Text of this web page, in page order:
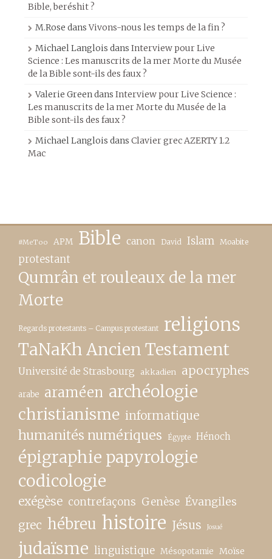
Bible, beréshit ?
M.Rose dansVivons-nous les temps de la fin ?
Michael Langlois dans Interview pour Live
Science : Les manuscrits de la mer Morte du Musée
de la Bible sont-ils des faux ?
Valerie Greendans Interview pour Live Science :
Les manuscrits de la mer Morte du Musée de la
Bible sont-ils des faux ?
Michael Langlois dans Clavier grec AZERTY 1.2
Mac
#MeToo APM Bible canon David Islam Moabite
protestant
Qumrân et rouleaux de la mer
Morte
Regards protestants – Campus protestant religions
TaNaKh Ancien Testament
Université de Strasbourg akkadien apocryphes
arabe araméen archéologie
christianisme informatique
humanités numériques Égypte Hénoch
épigraphie papyrologie
codicologie
exégèse contrefaçons Genèse Évangiles
grec hébreu histoire Jésus Josué
judaïsme linguistique Mésopotamie Moïse